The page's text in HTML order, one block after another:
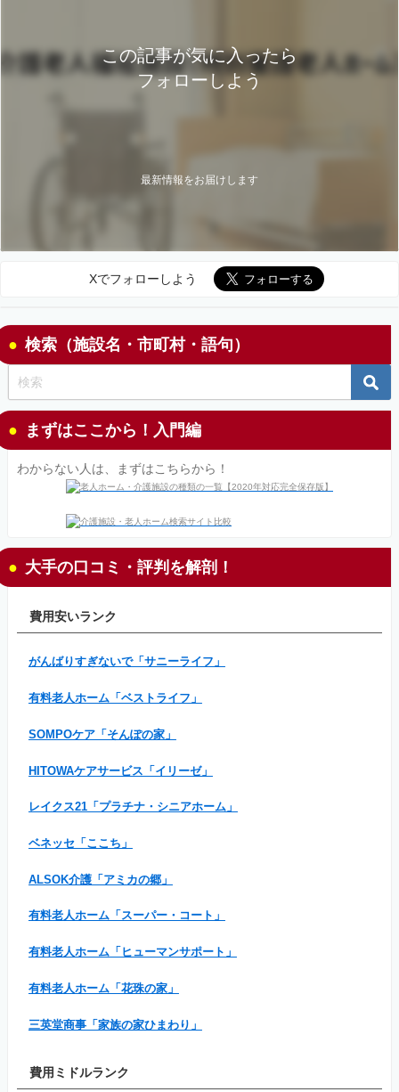
この記事が気に入ったら
フォローしよう
最新情報をお届けします
Xでフォローしよう
検索（施設名・市町村・語句）
まずはここから！入門編
わからない人は、まずはこちらから！
大手の口コミ・評判を解剖！
費用安いランク
がんばりすぎないで「サニーライフ」
有料老人ホーム「ベストライフ」
SOMPOケア「そんぽの家」
HITOWAケアサービス「イリーゼ」
レイクス21「プラチナ・シニアホーム」
ベネッセ「ここち」
ALSOK介護「アミカの郷」
有料老人ホーム「スーパー・コート」
有料老人ホーム「ヒューマンサポート」
有料老人ホーム「花珠の家」
三英堂商事「家族の家ひまわり」
費用ミドルランク